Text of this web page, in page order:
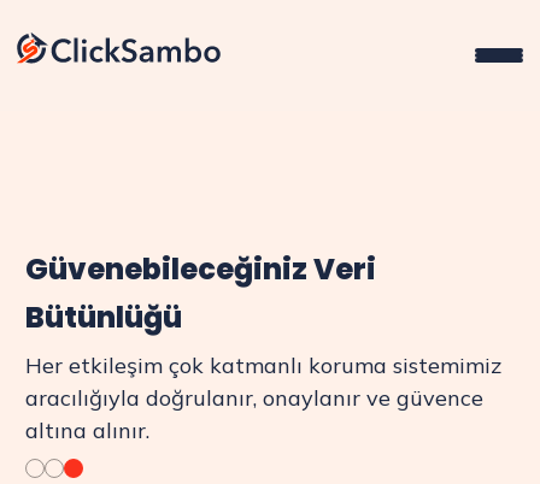
Güvenebileceğiniz Veri
Bütünlüğü
Her etkileşim çok katmanlı koruma sistemimiz
aracılığıyla doğrulanır, onaylanır ve güvence
altına alınır.